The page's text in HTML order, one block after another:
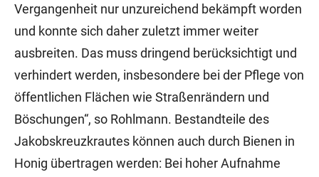
Vergangenheit nur unzureichend bekämpft worden
und konnte sich daher zuletzt immer weiter
ausbreiten. Das muss dringend berücksichtigt und
verhindert werden, insbesondere bei der Pflege von
öffentlichen Flächen wie Straßenrändern und
Böschungen“, so Rohlmann. Bestandteile des
Jakobskreuzkrautes können auch durch Bienen in
Honig übertragen werden: Bei hoher Aufnahme